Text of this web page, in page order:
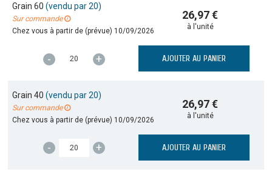
Grain 60(vendu par 20)
Sur commande
Chez vous à partir de (prévue) 10/09/2026
26,97 €
à l'unité
- + AJOUTER AU PANIER
Grain 40(vendu par 20)
Sur commande
Chez vous à partir de (prévue) 10/09/2026
26,97 €
à l'unité
- + AJOUTER AU PANIER